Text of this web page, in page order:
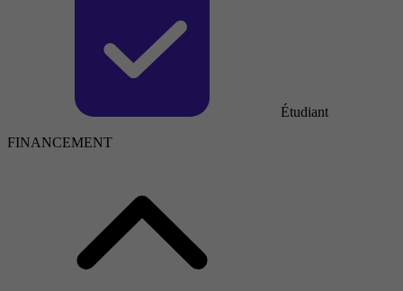
Étudiant
FINANCEMENT